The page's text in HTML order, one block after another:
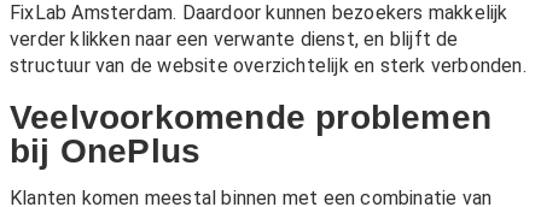
FixLab Amsterdam. Daardoor kunnen bezoekers makkelijk
verder klikken naar een verwante dienst, en blijft de
structuur van de website overzichtelijk en sterk verbonden.
Veelvoorkomende problemen
bij OnePlus
Klanten komen meestal binnen met een combinatie van